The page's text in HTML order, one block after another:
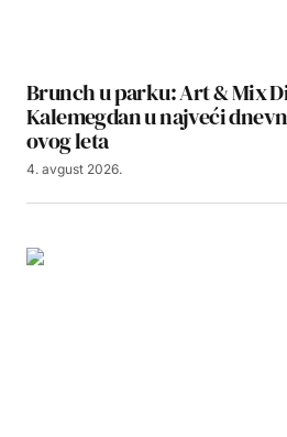
Brunch u parku: Art & Mix
Kalemegdan u najveći
ovog leta
4. avgust 2026.